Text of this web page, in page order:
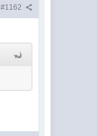
#1162